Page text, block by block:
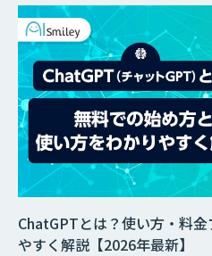
ChatGPTとは？使い方・料
やすく解説【2026年最新】